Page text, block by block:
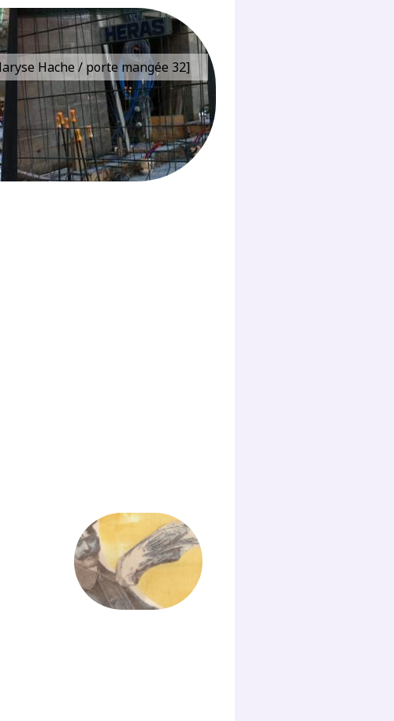
Hache / porte mangée 32]